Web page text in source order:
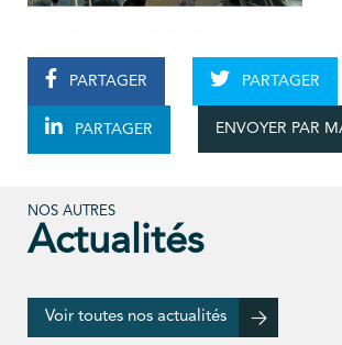
PARTAGER PARTAGER
PARTAGER ENVOYER PAR
NOS AUTRES
Actualités
Voir toutes nos actualités